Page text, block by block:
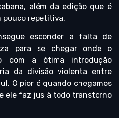
além da edição que é
pouco repetitiva.
esconder a falta de
para se chegar onde o
com a ótima introdução
da divisão violenta entre
O pior é quando chegamos
ele faz jus à todo transtorno